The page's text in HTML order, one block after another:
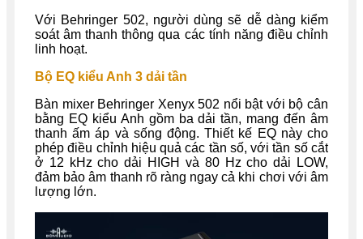
Với Behringer 502, người dùng sẽ dễ dàng kiểm
soát âm thanh thông qua các tính năng điều chỉnh
linh hoạt.
Bộ EQ kiểu Anh 3 dải tần
Bàn mixer Behringer Xenyx 502 nổi bật với bộ cân
bằng EQ kiểu Anh gồm ba dải tần, mang đến âm
thanh ấm áp và sống động. Thiết kế EQ này cho
phép điều chỉnh hiệu quả các tần số, với tần số cắt
ở 12 kHz cho dải HIGH và 80 Hz cho dải LOW,
đảm bảo âm thanh rõ ràng ngay cả khi chơi với âm
lượng lớn.